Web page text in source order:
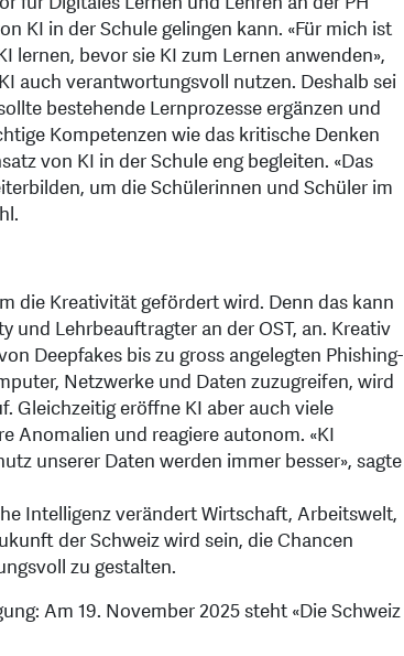
KI in der Schule gelingen kann. «Für mich ist
lernen, bevor sie KI zum Lernen anwenden»,
auch verantwortungsvoll nutzen. Deshalb sei
bestehende Lernprozesse ergänzen und
Kompetenzen wie das kritische Denken
von KI in der Schule eng begleiten. «Das
um die Schülerinnen und Schüler im
die Kreativität gefördert wird. Denn das kann
und Lehrbeauftragter an der OST, an. Kreativ
Deepfakes bis zu gross angelegten Phishing-
Netzwerke und Daten zuzugreifen, wird
Gleichzeitig eröffne KI aber auch viele
Anomalien und reagiere autonom. «KI
unserer Daten werden immer besser», sagte
Intelligenz verändert Wirtschaft, Arbeitswelt,
der Schweiz wird sein, die Chancen
zu gestalten.
Am 19. November 2025 steht «Die Schweiz